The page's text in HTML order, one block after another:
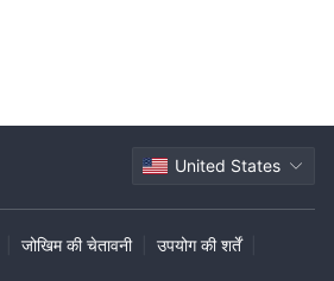
United States
जोखिम की चेतावनी उपयोग की शर्तें